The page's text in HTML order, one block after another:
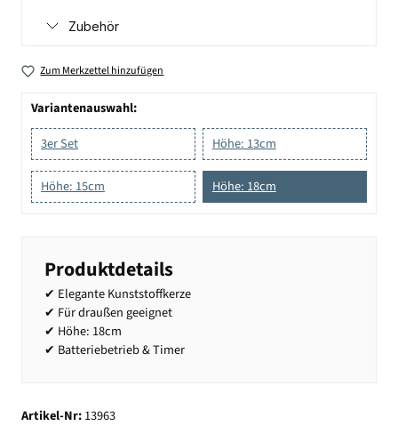
Zubehör
Zum Merkzettel hinzufügen
Variantenauswahl:
3er Set
Höhe: 13cm
Höhe: 15cm Höhe: 18cm
Produktdetails
✔ Elegante Kunststoffkerze
✔ Für draußen geeignet
✔ Höhe: 18cm
✔ Batteriebetrieb & Timer
Artikel-Nr:13963